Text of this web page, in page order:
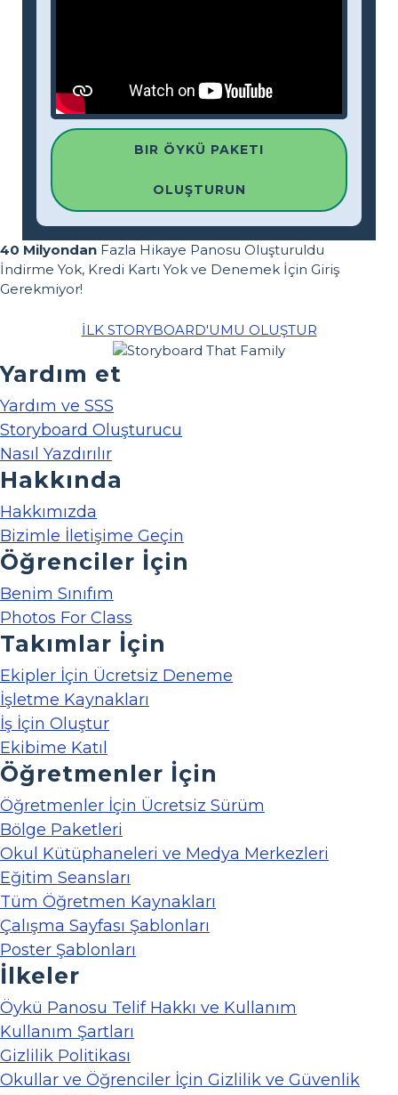
BIR ÖYKÜ PAKETI
OLUŞTURUN
40 Milyondan Fazla Hikaye Panosu Oluşturuldu
İndirme Yok, Kredi Kartı Yok ve Denemek İçin Giriş
Gerekmiyor!
İLK STORYBOARD'UMU OLUŞTUR
Yardım et
Yardım ve SSS
Storyboard Oluşturucu
Nasıl Yazdırılır
Hakkında
Hakkımızda
Bizimle İletişime Geçin
Öğrenciler İçin
Benim Sınıfım
Photos For Class
Takımlar İçin
Ekipler İçin Ücretsiz Deneme
İşletme Kaynakları
İş İçin Oluştur
Ekibime Katıl
Öğretmenler İçin
Öğretmenler İçin Ücretsiz Sürüm
Bölge Paketleri
Okul Kütüphaneleri ve Medya Merkezleri
Eğitim Seansları
Tüm Öğretmen Kaynakları
Çalışma Sayfası Şablonları
Poster Şablonları
İlkeler
Öykü Panosu Telif Hakkı ve Kullanım
Kullanım Şartları
Gizlilik Politikası
Okullar ve Öğrenciler İçin Gizlilik ve Güvenlik